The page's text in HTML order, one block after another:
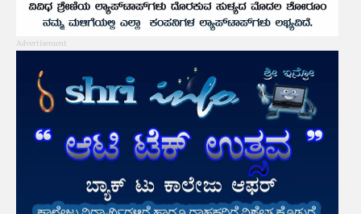
Advertisement